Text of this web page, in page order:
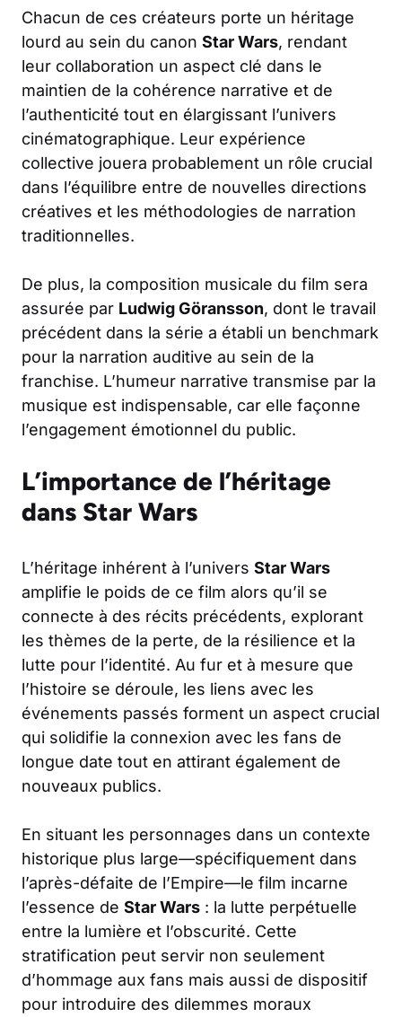
Chacun de ces créateurs porte un héritage
lourd au sein du canon Star Wars, rendant
leur collaboration un aspect clé dans le
maintien de la cohérence narrative et de
l’authenticité tout en élargissant l’univers
cinématographique. Leur expérience
collective jouera probablement un rôle crucial
dans l’équilibre entre de nouvelles directions
créatives et les méthodologies de narration
traditionnelles.
De plus, la composition musicale du film sera
assurée par Ludwig Göransson, dont le travail
précédent dans la série a établi un benchmark
pour la narration auditive au sein de la
franchise. L’humeur narrative transmise par la
musique est indispensable, car elle façonne
l’engagement émotionnel du public.
L’importance de l’héritage
dans Star Wars
L’héritage inhérent à l’univers Star Wars
amplifie le poids de ce film alors qu’il se
connecte à des récits précédents, explorant
les thèmes de la perte, de la résilience et la
lutte pour l’identité. Au fur et à mesure que
l’histoire se déroule, les liens avec les
événements passés forment un aspect crucial
qui solidifie la connexion avec les fans de
longue date tout en attirant également de
nouveaux publics.
En situant les personnages dans un contexte
historique plus large—spécifiquement dans
l’après-défaite de l’Empire—le film incarne
l’essence de Star Wars : la lutte perpétuelle
entre la lumière et l’obscurité. Cette
stratification peut servir non seulement
d’hommage aux fans mais aussi de dispositif
pour introduire des dilemmes moraux